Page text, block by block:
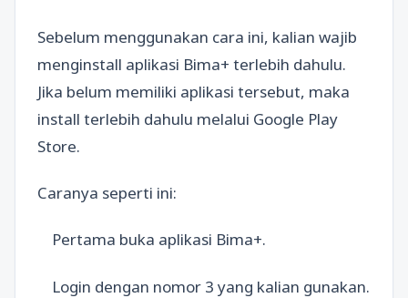
Sebelum menggunakan cara ini, kalian wajib
menginstall aplikasi Bima+ terlebih dahulu.
Jika belum memiliki aplikasi tersebut, maka
install terlebih dahulu melalui Google Play
Store.
Caranya seperti ini:
Pertama buka aplikasi Bima+.
Login dengan nomor 3 yang kalian gunakan.